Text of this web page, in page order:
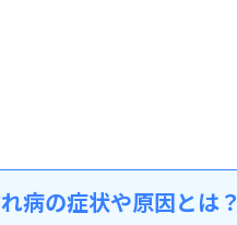
病の症状や原因とは？